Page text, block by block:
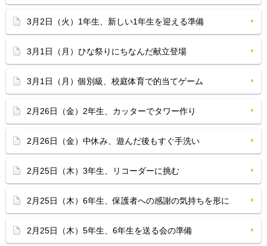
3月2日（火）1年生、新しい1年生を迎える準備
3月1日（月）ひな祭りにちなんだ献立登場
3月1日（月）個別級、校庭体育で的当てゲーム
2月26日（金）2年生、カッターでタワー作り
2月26日（金）中休み、遊んだ後もすぐ手洗い
2月25日（木）3年生、リコーダーに挑む
2月25日（木）6年生、保護者への感謝の気持ちを形に
2月25日（木）5年生、6年生を送る会の準備